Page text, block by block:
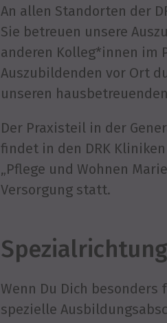
An allen Standorten der
Sie betreuen unsere
anderen Kolleg*innen im
Auszubildenden vor Ort
unseren
Der Praxisteil in der
findet in den DRK
„Pflege und Wohnen
Versorgung statt.
Wenn Du Dich
spezielle